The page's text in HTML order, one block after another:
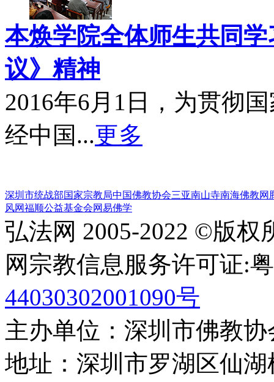
本焕学院全体师生共同
议》精神
2016年6月1日，为贯彻
经中国...更多
深圳市统战部国家宗教局中国佛教协会三亚南山寺南海佛教网
风网福顺公益基金会网易佛学
弘法网 2005-2022 ©版权
网宗教信息服务许可证:
44030302001090号
主办单位：深圳市佛教
地址：深圳市罗湖区仙